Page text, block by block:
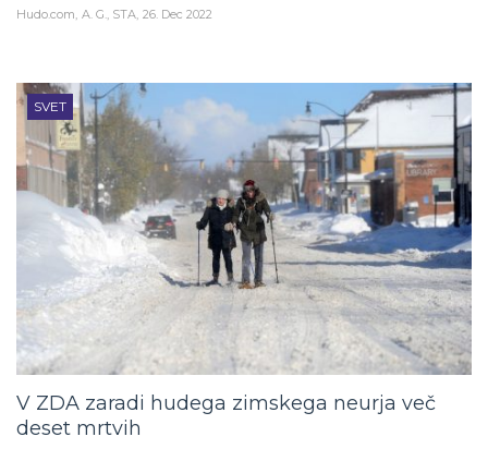
Hudo.com A. G., STA 26. Dec 2022
SVET
V ZDA zaradi hudega zimskega neurja več
deset mrtvih